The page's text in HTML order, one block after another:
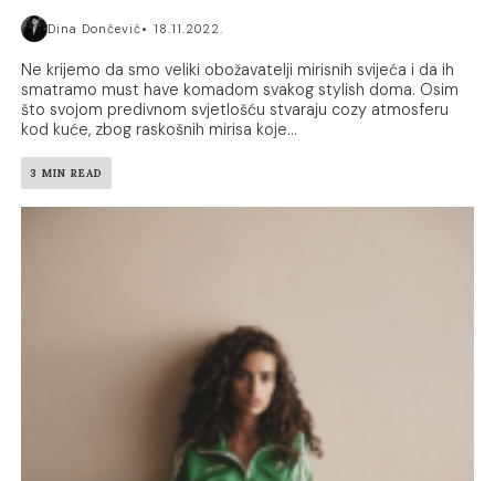
Dina Dončević 18.11.2022.
Ne krijemo da smo veliki obožavatelji mirisnih svijeća i da ih
smatramo must have komadom svakog stylish doma. Osim
što svojom predivnom svjetlošću stvaraju cozy atmosferu
kod kuće, zbog raskošnih mirisa koje...
3 MIN READ